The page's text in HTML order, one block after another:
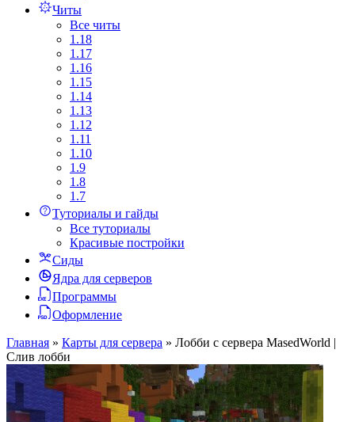
Читы
Все читы
1.18
1.17
1.16
1.15
1.14
1.13
1.12
1.11
1.10
1.9
1.8
1.7
Туториалы и гайды
Все туториалы
Красивые постройки
Сиды
Ядра для серверов
Программы
Оформление
Главная » Карты для сервера » Лобби с сервера MasedWorld |
Слив лобби